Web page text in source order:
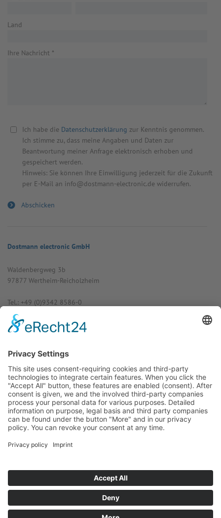
Land
Ihre Nachricht *
Ich habe die Datenschutzerklärung zur Kenntnis genommen.
Ich stimme zu, dass meine Angaben und Daten zur
Beantwortung meiner Anfrage elektronisch erhoben und
gespeichert werden.
Hinweis: Sie können Ihre Einwilligung jederzeit für die Zukunft
per E-Mail an info@dostmann-electronic.de widerrufen.
Dostmann electronic GmbH
Wal­den­berg­weg 3b
97877 Wert­heim-Reicholz­heim
Tel.: +49 (0)9342 8586-0
E-Mail: info@dost­mann-elec­tro­nic.de
www.dostmann-electronic.de
Haben Sie Fra­gen an uns?
Dann neh­men Sie doch ein­fach Kon­
takt mit uns auf – Wir bera­ten Sie
gerne ganz indi­vi­du­ell!